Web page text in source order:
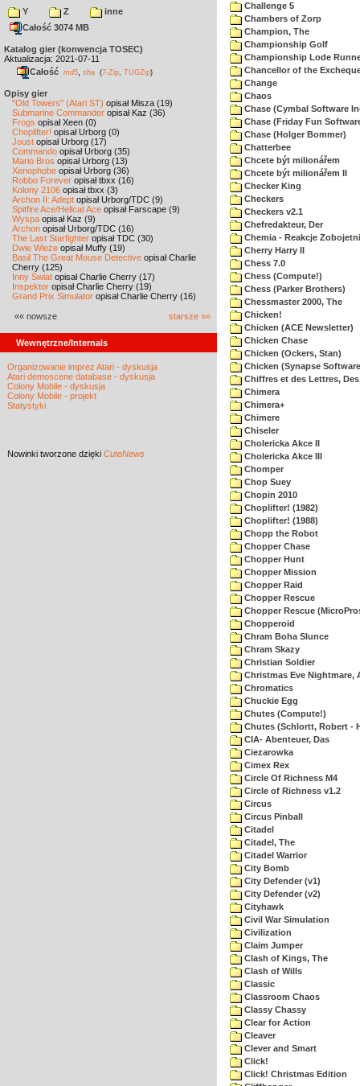
Y
Z
inne
Całość 3074 MB
Katalog gier (konwencja TOSEC)
Aktualizacja: 2021-07-11
Całość md5 sha (7-Zip TUGZip)
Opisy gier
"Old Towers" (Atari ST) opisał Misza (19)
Submarine Commander opisał Kaz (36)
Frogs opisał Xeen (0)
Choplifter! opisał Urborg (0)
Joust opisał Urborg (17)
Commando opisał Urborg (35)
Mario Bros opisał Urborg (13)
Xenophobe opisał Urborg (36)
Robbo Forever opisał tbxx (16)
Kolony 2106 opisał tbxx (3)
Archon II: Adept opisał Urborg/TDC (9)
Spitfire Ace/Hellcat Ace opisał Farscape (9)
Wyspa opisał Kaz (9)
Archon opisał Urborg/TDC (16)
The Last Starfighter opisał TDC (30)
Dwie Wieże opisał Muffy (19)
Basil The Great Mouse Detective opisał Charlie
Cherry (125)
Inny Świat opisał Charlie Cherry (17)
Inspektor opisał Charlie Cherry (19)
Grand Prix Simulator opisał Charlie Cherry (16)
«« nowsze starsze »»
Wewnętrzne/Internals
Organizowanie imprez Atari - dyskusja
Atari demoscene database - dyskusja
Colony Mobile - dyskusja
Colony Mobile - projekt
Statystyki
Nowinki tworzone dzięki CuteNews
Challenge 5
Chambers of Zorp
Champion, The
Championship Golf
Championship Lode
Chancellor of the
Change
Chaos
Chase (Cymbal Software
Chase (Friday Fun
Chase (Holger Bommer)
Chatterbee
Chcete být milionářem
Chcete být milionářem II
Checker King
Checkers
Checkers v2.1
Chefredakteur, Der
Chemia - Reakcje
Cherry Harry II
Chess 7.0
Chess (Compute!)
Chess (Parker Brothers)
Chessmaster 2000, The
Chicken!
Chicken (ACE Newsletter)
Chicken Chase
Chicken (Ockers, Stan)
Chicken (Synapse
Chiffres et des Lettres, Des
Chimera
Chimera+
Chimere
Chiseler
Cholericka Akce II
Cholericka Akce III
Chomper
Chop Suey
Chopin 2010
Choplifter! (1982)
Choplifter! (1988)
Chopp the Robot
Chopper Chase
Chopper Hunt
Chopper Mission
Chopper Raid
Chopper Rescue
Chopper Rescue
Chopperoid
Chram Boha Slunce
Chram Skazy
Christian Soldier
Christmas Eve Nightmare,
Chromatics
Chuckie Egg
Chutes (Compute!)
Chutes (Schlortt, Robert -
CIA- Abenteuer, Das
Ciezarowka
Cimex Rex
Circle Of Richness M4
Circle of Richness v1.2
Circus
Circus Pinball
Citadel
Citadel, The
Citadel Warrior
City Bomb
City Defender (v1)
City Defender (v2)
Cityhawk
Civil War Simulation
Civilization
Claim Jumper
Clash of Kings, The
Clash of Wills
Classic
Classroom Chaos
Classy Chassy
Clear for Action
Cleaver
Clever and Smart
Click!
Click! Christmas Edition